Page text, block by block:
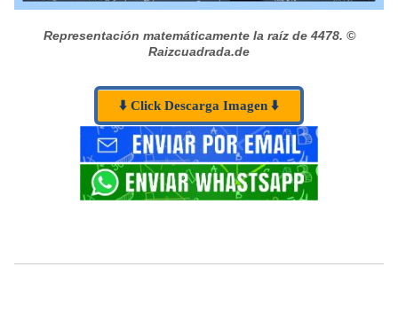
Representación matemáticamente la raíz de 4478. ©
Raizcuadrada.de
⬇️ Click Descarga Imagen ⬇️